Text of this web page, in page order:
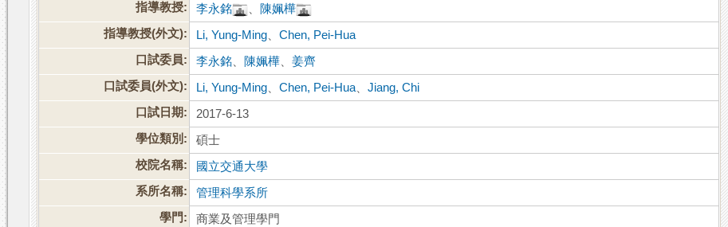
指導教授:
李永銘
陳姵樺
指導教授(外文):
Li, Yung-Ming 、Chen, Pei-Hua
口試委員:
李永銘 陳姵樺 、姜齊
口試委員(外文):
Li, Yung-Ming 、Chen, Pei-Hua 、Jiang, Chi
口試日期:
2017-6-13
學位類別:
碩士
校院名稱:
國立交通大學
系所名稱:
管理科學系所
學門:
商業及管理學門